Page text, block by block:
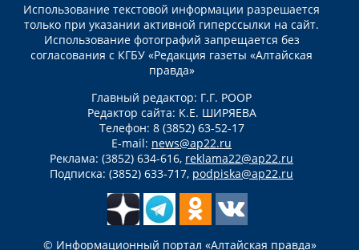
Использование текстовой информации разрешается
только при указании активной гиперссылки на сайт.
Использование фотографий запрещается без
согласования с КГБУ «Редакция газеты «Алтайская
правда»
Главный редактор: Г.Г. РООР
Редактор сайта: К.Е. ШИРЯЕВА
Телефон: 8 (3852) 63-52-17
E-mail: news@ap22.ru
Реклама: (3852) 634-616, reklama22@ap22.ru
Подписка: (3852) 633-717, podpiska@ap22.ru
© Информационный портал «Алтайская правда»